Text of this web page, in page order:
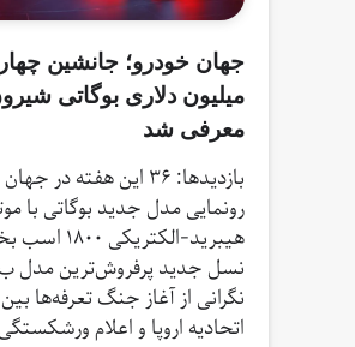
جهان خودرو؛ جانشین چهار
میلیون دلاری بوگاتی
معرفی شد
بازدیدها: 36 این هفته در
رونمایی مدل جدید بوگاتی با
هیبرید-الکتریکی
نسل جدید پرفروش‌ترین مدل
نگرانی از آغاز جنگ تعرفه‌ها
اتحادیه اروپا و اعلام